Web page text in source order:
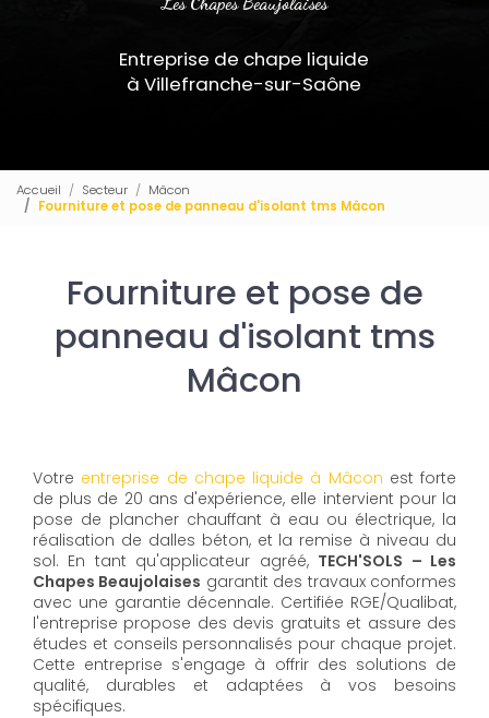
Entreprise de chape liquide
à Villefranche-sur-Saône
Accueil Secteur
Mâcon
Fourniture et pose de panneau d'isolant tms Mâcon
Fourniture et pose de
panneau d'isolant tms
Mâcon
Votre entreprise de chape liquide à Mâcon est forte
de plus de 20 ans d'expérience, elle intervient pour la
pose de plancher chauffant à eau ou électrique, la
réalisation de dalles béton, et la remise à niveau du
sol. En tant qu'applicateur agréé, TECH'SOLS – Les
Chapes Beaujolaises garantit des travaux conformes
avec une garantie décennale. Certifiée RGE/Qualibat,
l'entreprise propose des devis gratuits et assure des
études et conseils personnalisés pour chaque projet.
Cette entreprise s'engage à offrir des solutions de
qualité, durables et adaptées à vos besoins
spécifiques.